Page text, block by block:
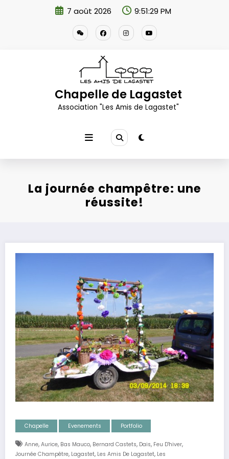
7 août 2026 9:51:31 PM
Chapelle de Lagastet
Association "Les Amis de Lagastet"
La journée champêtre: une
réussite!
Chapelle Evenements Portfolio
Anne, Aurice, Bas Mauco, Bernard Castets, Dais, Feu D'hiver,
Journée Champêtre, Lagastet, Les Amis De Lagastet, Les